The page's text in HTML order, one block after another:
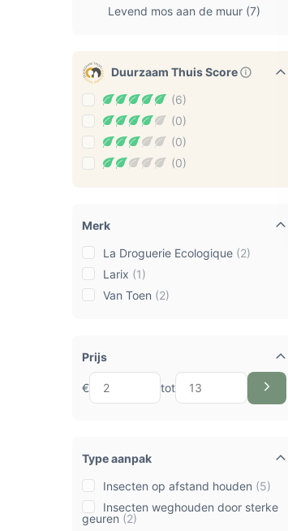
Levend mos aan de muur (7)
Duurzaam Thuis Score
(6)
(0)
(0)
(0)
Merk
La Droguerie Ecologique (2)
Larix (1)
Van Toen (2)
Prijs
€ tot
Type aanpak
Insecten op afstand houden (5)
Insecten weghouden door sterke
geuren (2)